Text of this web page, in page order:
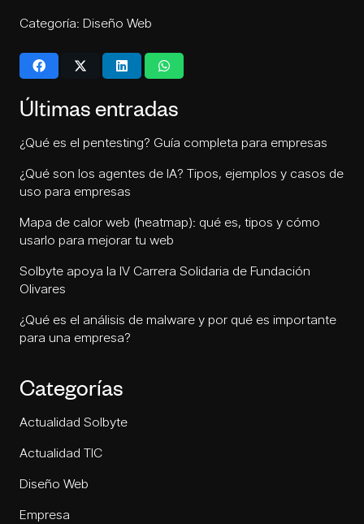
Categoría: Diseño Web
Últimas entradas
¿Qué es el pentesting? Guía completa para empresas
¿Qué son los agentes de IA? Tipos, ejemplos y casos de
uso para empresas
Mapa de calor web (heatmap): qué es, tipos y cómo
usarlo para mejorar tu web
Solbyte apoya la IV Carrera Solidaria de Fundación
Olivares
¿Qué es el análisis de malware y por qué es importante
para una empresa?
Categorías
Actualidad Solbyte
Actualidad TIC
Diseño Web
Empresa